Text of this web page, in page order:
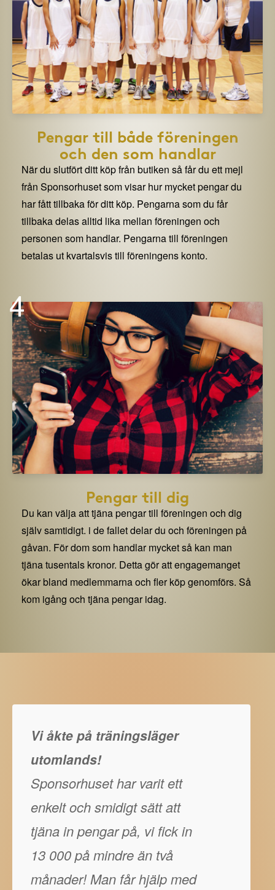
Pengar till både föreningen
och den som handlar
När du slutfört ditt köp från butiken så får du ett mejl
från Sponsorhuset som visar hur mycket pengar du
har fått tillbaka för ditt köp. Pengarna som du får
tillbaka delas alltid lika mellan föreningen och
personen som handlar. Pengarna till föreningen
betalas ut kvartalsvis till föreningens konto.
4
Pengar till dig
Du kan välja att tjäna pengar till föreningen och dig
själv samtidigt. i de fallet delar du och föreningen på
gåvan. För dom som handlar mycket så kan man
tjäna tusentals kronor. Detta gör att engagemanget
ökar bland medlemmarna och fler köp genomförs. Så
kom igång och tjäna pengar idag.
Vi åkte på träningsläger
utomlands!
Sponsorhuset har varit ett
enkelt och smidigt sätt att
tjäna in pengar på, vi fick in
13 000 på mindre än två
månader! Man får hjälp med